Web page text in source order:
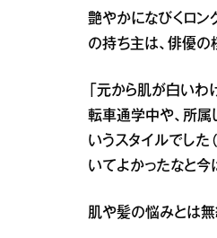
艶やかになびくロン
の持ち主は、俳優の
「元から肌が白い
転車通学中や、所
いうスタイルでした
いてよかったなと今
肌や髪の悩みとは無